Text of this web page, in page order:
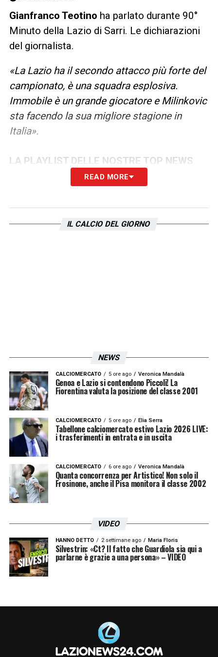
Gianfranco Teotino ha parlato durante 90°
Minuto della Lazio di Sarri. Le dichiarazioni
del giornalista.
«La Lazio ha il secondo attacco più forte del
campionato, è una squadra esplosiva.
Immobile è un grande giocatore e Milinkovic
sta facendo la sua migliore stagione in
Italia».
LA PLAYLIST DELLE NOSTRE TOP NEWS
READ MORE
IL CALCIO DEL GIORNO
NEWS
CALCIOMERCATO 5 ore ago Veronica Mandalà
Genoa e Lazio si contendono Piccoli! La
Fiorentina valuta la posizione del classe 2001
CALCIOMERCATO 5 ore ago Elia Serra
Tabellone calciomercato estivo Lazio 2026 LIVE:
i trasferimenti in entrata e in uscita
CALCIOMERCATO 6 ore ago Veronica Mandalà
Quanta concorrenza per Artistico! Non solo il
Frosinone, anche il Pisa monitora il classe 2002
VIDEO
HANNO DETTO 2 settimane ago Maria Floris
Silvestrin: «Ct? Il fatto che Guardiola sia qui a
parlarne è grazie a una persona» – VIDEO